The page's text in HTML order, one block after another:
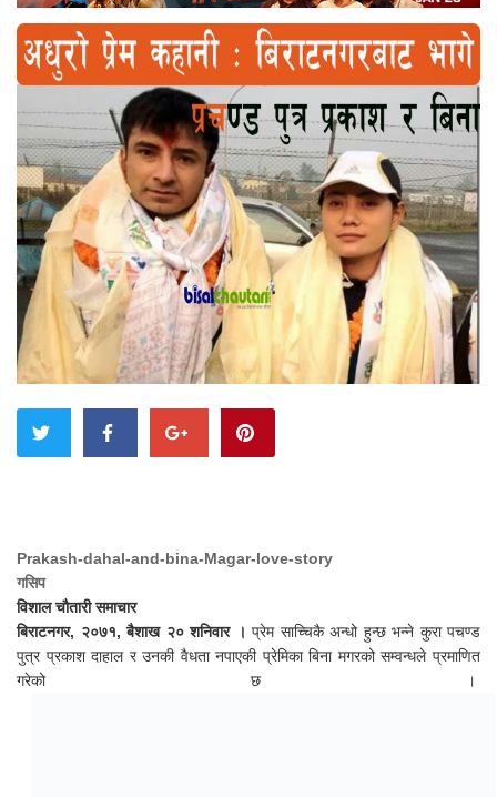
Prakash-dahal-and-bina-Magar-love-story
गसिप
विशाल चौतारी समाचार
बिराटनगर, २०७१, बैशाख २० शनिवार । प्रेम साच्चिकै अन्धो हुन्छ भन्ने कुरा पचण्ड
पुत्र प्रकाश दाहाल र उनकी वैधता नपाएकी प्रेमिका बिना मगरको सम्वन्धले प्रमाणित
गरेको छ ।